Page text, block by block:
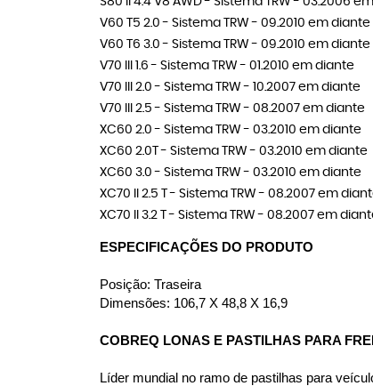
V60 T5 2.0 - Sistema TRW - 09.2010 em diante
V60 T6 3.0 - Sistema TRW - 09.2010 em diante
V70 III 1.6 - Sistema TRW - 01.2010 em diante
V70 III 2.0 - Sistema TRW - 10.2007 em diante
V70 III 2.5 - Sistema TRW - 08.2007 em diante
XC60 2.0 - Sistema TRW - 03.2010 em diante
XC60 2.0T - Sistema TRW - 03.2010 em diante
XC60 3.0 - Sistema TRW - 03.2010 em diante
XC70 II 2.5 T - Sistema TRW - 08.2007 em
XC70 II 3.2 T - Sistema TRW - 08.2007 em
ESPECIFICAÇÕES DO PRODUTO
Posição: Traseira
Dimensões: 106,7 X 48,8 X 16,9
COBREQ LONAS E PASTILHAS PARA
Líder mundial no ramo de pastilhas para